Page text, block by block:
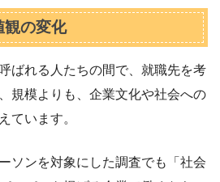
観の変化
ばれる人たちの間で、就職先を考
規模よりも、企業文化や社会への
ています。
ソンを対象にした調査でも「社会